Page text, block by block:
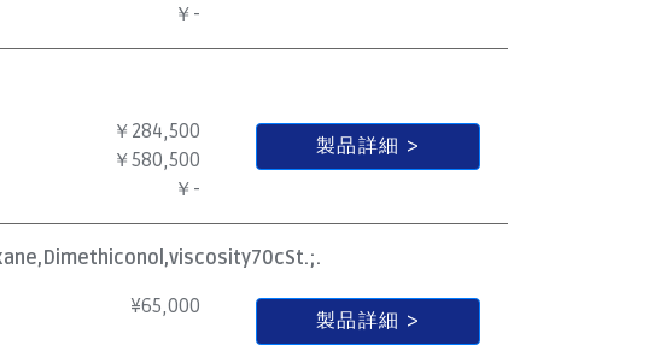
￥-
￥284,500
￥580,500
￥-
製品詳細
¥65,000
製品詳細